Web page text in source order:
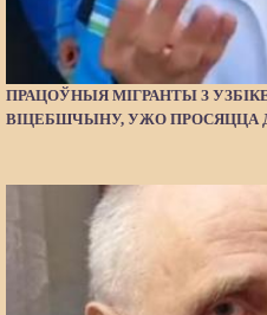
ПРАЦОЎНЫЯ МІГРАНТЫ З
ВІЦЕБШЧЫНУ, УЖО ПРОСЯЦЦА